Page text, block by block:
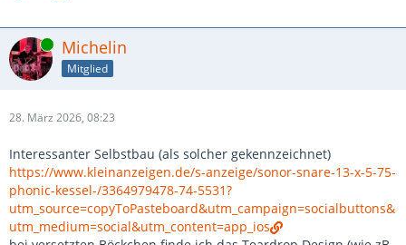
Online Michelin
Mitglied
28. März 2026, 08:23
Interessanter Selbstbau (als solcher gekennzeichnet)
https://www.kleinanzeigen.de/s-anzeige/sonor-snare-13-x-5-75-
phonic-kessel-/3364979478-74-5531?
utm_source=copyToPasteboard&utm_campaign=socialbuttons&
utm_medium=social&utm_content=app_ios